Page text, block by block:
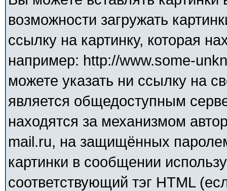
возможности загружать
ссылку на картинку, которая
например: http://www.some-
можете указать ни ссылку на
является общедоступным
находятся за механизмом
mail.ru, на защищённых
картинки в сообщении
соответствующий тэг HTML